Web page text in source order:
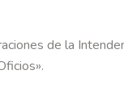
de la